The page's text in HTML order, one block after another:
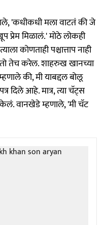
'कधीकधी मला वाटतं की जे
प्रेम मिळालं.' मोठे लोकही
कोणताही पश्चात्ताप नाही
तो तेच करेल. शाहरुख खानच्या
की, मी याबद्दल बोलू
दिले आहे. मात्र, त्या चॅट्स
वानखेडे म्हणाले, 'मी चॅट